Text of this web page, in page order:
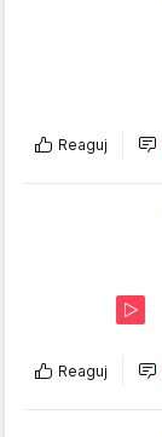
Reaguj
Reaguj